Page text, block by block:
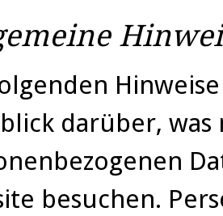
darüber,
besuchen.